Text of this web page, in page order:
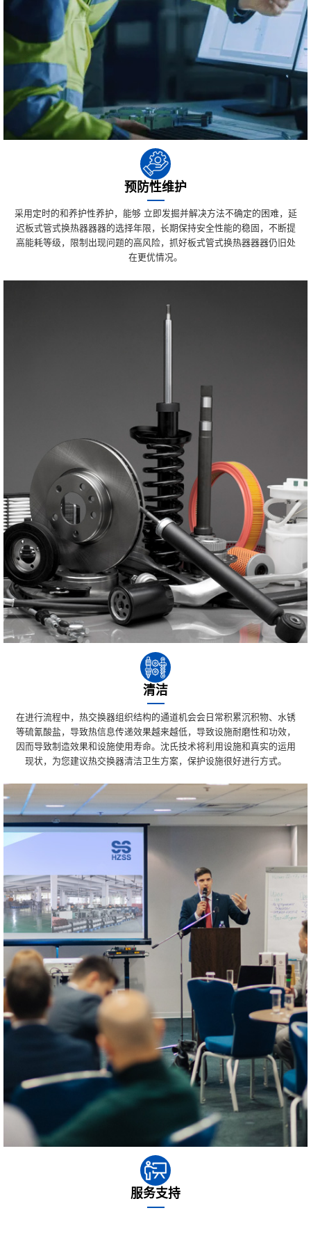
预防性维护
采用定时的和养护性养护，能够 立即发掘并解决方法不确定的困难，延
迟板式管式换热器器器的选择年限，长期保持安全性能的稳固，不断提
高能耗等级，限制出现问题的高风险，抓好板式管式换热器器器仍旧处
在更优情况。
清洁
在进行流程中，热交换器组织结构的通道机会会日常积累沉积物、水锈
等硫氰酸盐，导致热信息传递效果越来越低，导致设施耐磨性和功效，
因而导致制造效果和设施使用寿命。沈氏技术将利用设施和真实的运用
现状，为您建议热交换器清洁卫生方案，保护设施很好进行方式。
服务支持